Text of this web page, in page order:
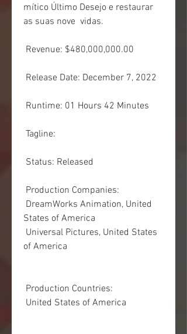
mítico Último Desejo e restaurar
as suas nove  vidas.
Revenue: $480,000,000.00
Release Date: December 7, 2022
Runtime: 01 Hours 42 Minutes
Tagline:
Status: Released
Production Companies:
States of America
of America
Production Countries:
United States of America